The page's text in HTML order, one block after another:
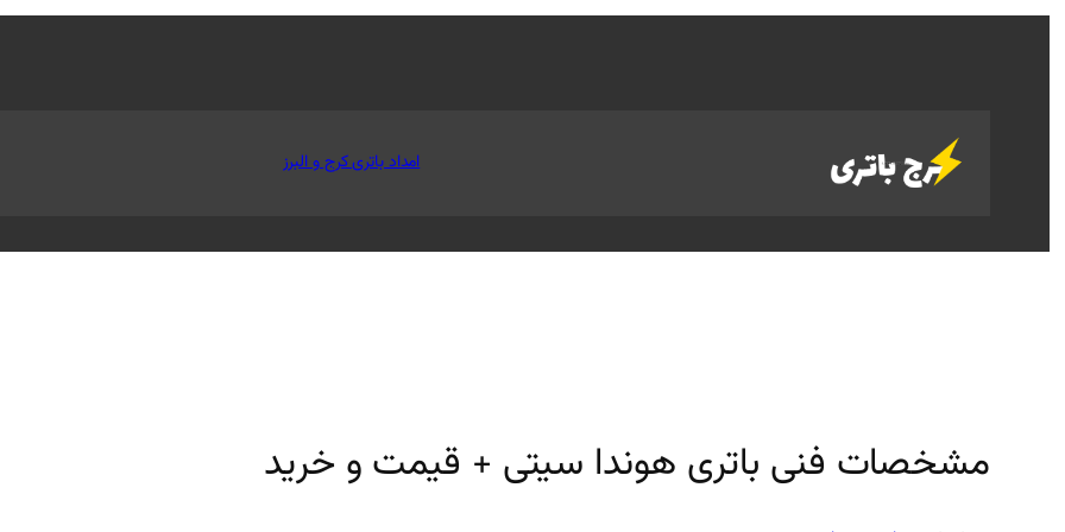
امداد باتری کرج و البرز
مشخصات فنی باتری هوندا سیتی + قیمت و خرید